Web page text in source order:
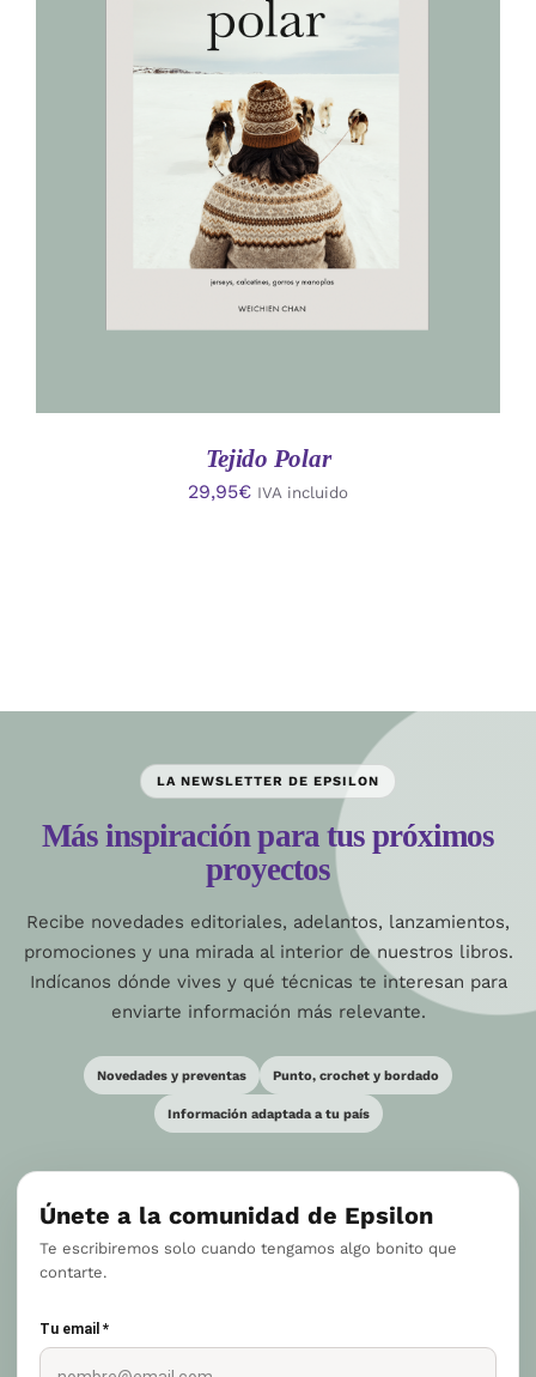
AÑADIR AL CARRITO
/
Tejido Polar
29,95€ IVA incluido
LA NEWSLETTER DE EPSILON
Más inspiración para tus próximos
proyectos
Recibe novedades editoriales, adelantos, lanzamientos,
promociones y una mirada al interior de nuestros libros.
Indícanos dónde vives y qué técnicas te interesan para
enviarte información más relevante.
Novedades y preventas Punto, crochet y bordado
Información adaptada a tu país
Únete a la comunidad de Epsilon
Te escribiremos solo cuando tengamos algo bonito que
contarte.
Tu email *